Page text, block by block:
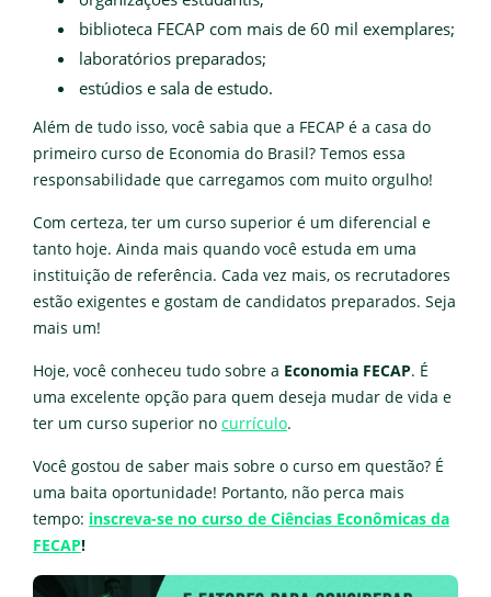
biblioteca FECAP com mais de 60 mil exemplares;
laboratórios preparados;
estúdios e sala de estudo.
Além de tudo isso, você sabia que a FECAP é a casa do
primeiro curso de Economia do Brasil? Temos essa
responsabilidade que carregamos com muito orgulho!
Com certeza, ter um curso superior é um diferencial e
tanto hoje. Ainda mais quando você estuda em uma
instituição de referência. Cada vez mais, os recrutadores
estão exigentes e gostam de candidatos preparados. Seja
mais um!
Hoje, você conheceu tudo sobre a Economia FECAP. É
uma excelente opção para quem deseja mudar de vida e
ter um curso superior no currículo.
Você gostou de saber mais sobre o curso em questão? É
uma baita oportunidade! Portanto, não perca mais
tempo: inscreva-se no curso de Ciências Econômicas da
FECAP!